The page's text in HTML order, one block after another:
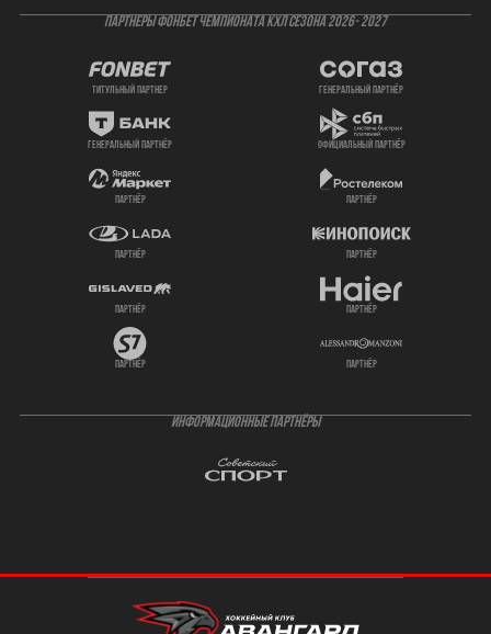
ПАРТНЕРЫ ФОНБЕТ ЧЕМПИОНАТА КХЛ СЕЗОНА 2026- 2027
титульный партнер генеральный партнёр
генеральный партнёр официальный партнёр
партнёр партнёр
партнёр партнёр
партнёр партнёр
партнёр партнёр
ИНФОРМАЦИОННЫЕ ПАРТНЁРЫ